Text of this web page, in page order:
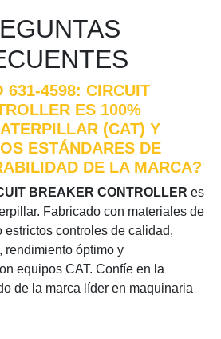
631-4598: CIRCUIT
ES 100%
(CAT) Y
ESTÁNDARES DE
DE LA MARCA?
BREAKER CONTROLLER es
Fabricado con materiales de
estrictos controles de calidad,
rendimiento óptimo y
equipos CAT. Confíe en la
de la marca líder en maquinaria